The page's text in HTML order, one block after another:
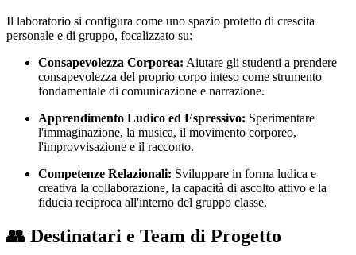
Il laboratorio si configura come uno spazio protetto di crescita
personale e di gruppo, focalizzato su:
Consapevolezza Corporea: Aiutare gli studenti a prendere
consapevolezza del proprio corpo inteso come strumento
fondamentale di comunicazione e narrazione.
Apprendimento Ludico ed Espressivo: Sperimentare
l'immaginazione, la musica, il movimento corporeo,
l'improvvisazione e il racconto.
Competenze Relazionali: Sviluppare in forma ludica e
creativa la collaborazione, la capacità di ascolto attivo e la
fiducia reciproca all'interno del gruppo classe.
👥 Destinatari e Team di Progetto